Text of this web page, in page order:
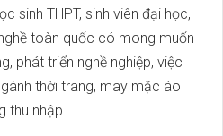
sinh THPT, sinh viên đại học,
toàn quốc có mong muốn
phát triển nghề nghiệp, việc
thời trang, may mặc áo
thu nhập.